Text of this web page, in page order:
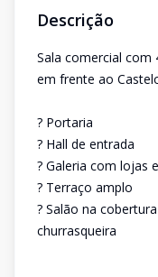
Descrição
Sala comercial com
em frente ao
? Portaria
? Hall de entrada
? Galeria com lojas
? Terraço amplo
? Salão na
churrasqueira